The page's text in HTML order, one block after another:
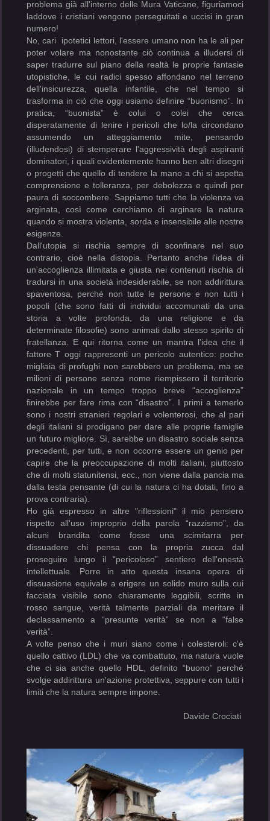
problema già all'interno delle Mura Vaticane, figuriamoci
laddove i cristiani vengono perseguitati e uccisi in gran
numero!
No, cari ipotetici lettori, l'essere umano non ha le ali per
poter volare ma nonostante ciò continua a illudersi di
saper tradurre sul piano della realtà le proprie fantasie
utopistiche, le cui radici spesso affondano nel terreno
dell'insicurezza, quella infantile, che nel tempo si
trasforma in ciò che oggi usiamo definire “buonismo”. In
pratica, “buonista” è colui o colei che cerca
disperatamente di lenire i pericoli che lo/la circondano
assumendo un atteggiamento mite, pensando
(illudendosi) di stemperare l'aggressività degli aspiranti
dominatori, i quali evidentemente hanno ben altri disegni
o progetti che quello di tendere la mano a chi si aspetta
comprensione e tolleranza, per debolezza e quindi per
paura di soccombere. Sappiamo tutti che la violenza va
arginata, così come cerchiamo di arginare la natura
quando si mostra violenta, sorda e insensibile alle nostre
esigenze.
Dall'utopia si rischia sempre di sconfinare nel suo
contrario, cioè nella distopia. Pertanto anche l'idea di
un'accoglienza illimitata e giusta nei contenuti rischia di
tradursi in una società indesiderabile, se non addirittura
spaventosa, perché non tutte le persone e non tutti i
popoli (che sono fatti di individui accomunati da una
storia a volte profonda, da una religione e da
determinate filosofie) sono animati dallo stesso spirito di
fratellanza. E qui ritorna come un mantra l'idea che il
fattore T oggi rappresenti un pericolo autentico: poche
migliaia di profughi non sarebbero un problema, ma se
milioni di persone senza nome riempissero il territorio
nazionale in un tempo troppo breve “accoglienza”
finirebbe per fare rima con “disastro”. I primi a temerlo
sono i nostri stranieri regolari e volenterosi, che al pari
degli italiani si prodigano per dare alle proprie famiglie
un futuro migliore. Sì, sarebbe un disastro sociale senza
precedenti, per tutti, e non occorre essere un genio per
capire che la preoccupazione di molti italiani, piuttosto
che di molti statunitensi, ecc., non viene dalla pancia ma
dalla testa pensante (di cui la natura ci ha dotati, fino a
prova contraria).
Ho già espresso in altre "riflessioni" il mio pensiero
rispetto all'uso improprio della parola “razzismo”, da
alcuni brandita come fosse una scimitarra per
dissuadere
chi pensa con la propria zucca dal
proseguire lungo il “pericoloso” sentiero dell'onestà
intellettuale. Porre in atto questa insana opera di
dissuasione equivale a erigere un solido muro sulla cui
facciata visibile sono chiaramente leggibili, scritte in
rosso sangue, verità talmente parziali da meritare il
declassamento a “presunte verità” se non a “false
verità”.
A volte penso che i muri siano come i colesteroli: c'è
quello cattivo (LDL) che va combattuto, ma natura vuole
che ci sia anche quello HDL, definito “buono” perché
svolge addirittura un'azione protettiva, seppure con tutti i
limiti che la natura sempre impone.
Davide Crociati